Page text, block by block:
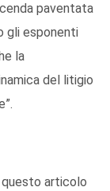
paventata
gli esponenti
la
del litigio
articolo